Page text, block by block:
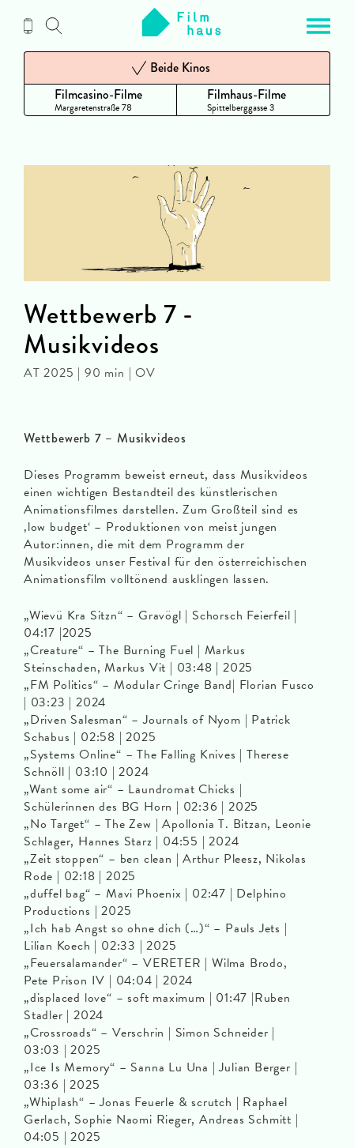
Inhalt
Filmcasino-Filme
Margaretenstraße 78
Beide Kinos
Filmhaus-Filme
Spittelberggasse 3
Wettbewerb 7 – Musikvideos
Dieses Programm beweist erneut, dass Musikvideos
einen wichtigen Bestandteil des künstlerischen
Animationsfilmes darstellen. Zum Großteil sind es
‚low budget‘ – Produktionen von meist jungen
Autor:innen, die mit dem Programm der
Musikvideos unser Festival für den österreichischen
Animationsfilm volltönend ausklingen lassen.
„Wievü Kra Sitzn“ – Gravögl | Schorsch Feierfeil |
04:17 |2025
„Creature“ – The Burning Fuel | Markus
Steinschaden, Markus Vit | 03:48 | 2025
„FM Politics“ – Modular Cringe Band| Florian Fusco
| 03:23 | 2024
„Driven Salesman“ – Journals of Nyom | Patrick
Schabus | 02:58 | 2025
„Systems Online“ – The Falling Knives | Therese
Schnöll | 03:10 | 2024
„Want some air“ – Laundromat Chicks |
Schülerinnen des BG Horn | 02:36 | 2025
„No Target“ – The Zew | Apollonia T. Bitzan, Leonie
Schlager, Hannes Starz | 04:55 | 2024
„Zeit stoppen“ – ben clean | Arthur Pleesz, Nikolas
Rode | 02:18 | 2025
„duffel bag“ – Mavi Phoenix | 02:47 | Delphino
Productions | 2025
„Ich hab Angst so ohne dich (…)“ – Pauls Jets |
Lilian Koech | 02:33 | 2025
„Feuersalamander“ – VERETER | Wilma Brodo,
Pete Prison IV | 04:04 | 2024
„displaced love“ – soft maximum | 01:47 |Ruben
Stadler | 2024
„Crossroads“ – Verschrin | Simon Schneider |
03:03 | 2025
„Ice Is Memory“ – Sanna Lu Una | Julian Berger |
03:36 | 2025
„Whiplash“ – Jonas Feuerle & scrutch | Raphael
Gerlach, Sophie Naomi Rieger, Andreas Schmitt |
04:05 | 2025
Wettbewerb 7 -
Musikvideos
AT 2025 | 90 min | OV